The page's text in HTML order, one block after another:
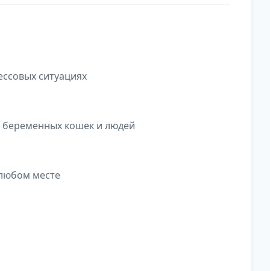
ситуациях
беременных кошек и людей
месте